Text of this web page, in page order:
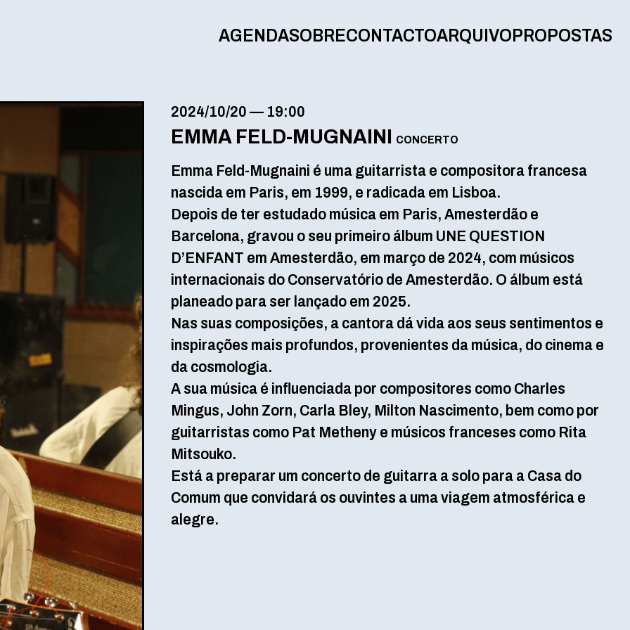
AGENDASOBRECONTACTOARQUIVO PROPOSTAS
2024/10/20 — 19:00
EMMA FELD-MUGNAINI CONCERTO
Emma Feld-Mugnaini é uma guitarrista e compositora francesa
nascida em Paris, em 1999, e radicada em Lisboa.
Depois de ter estudado música em Paris, Amesterdão e
Barcelona, gravou o seu primeiro álbum UNE QUESTION
D’ENFANT em Amesterdão, em março de 2024, com músicos
internacionais do Conservatório de Amesterdão. O álbum está
planeado para ser lançado em 2025.
Nas suas composições, a cantora dá vida aos seus sentimentos e
inspirações mais profundos, provenientes da música, do cinema e
da cosmologia.
A sua música é influenciada por compositores como Charles
Mingus, John Zorn, Carla Bley, Milton Nascimento, bem como por
guitarristas como Pat Metheny e músicos franceses como Rita
Mitsouko.
Está a preparar um concerto de guitarra a solo para a Casa do
Comum que convidará os ouvintes a uma viagem atmosférica e
alegre.